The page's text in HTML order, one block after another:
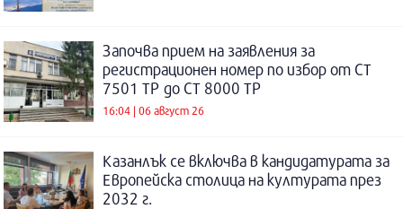
Започва прием на заявления за
регистрационен номер по избор от СТ
7501 ТР до СТ 8000 ТР
16:04 | 06 август 26
Казанлък се включва в кандидатурата за
Европейска столица на културата през
2032 г.